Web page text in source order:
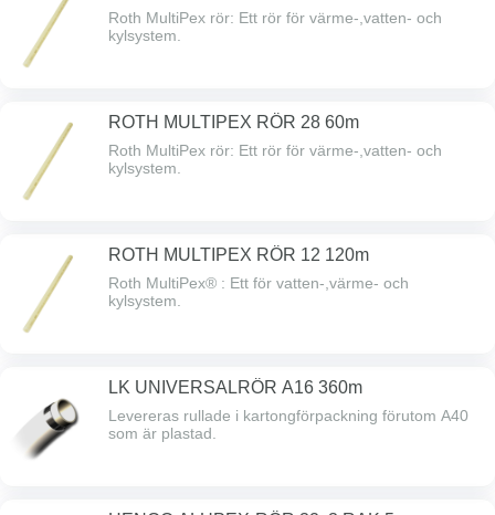
Roth MultiPex rör: Ett rör för värme-,vatten- och
kylsystem.
ROTH MULTIPEX RÖR 28 60m
Roth MultiPex rör: Ett rör för värme-,vatten- och
kylsystem.
ROTH MULTIPEX RÖR 12 120m
Roth MultiPex® : Ett för vatten-,värme- och
kylsystem.
LK UNIVERSALRÖR A16 360m
Levereras rullade i kartongförpackning förutom A40
som är plastad.